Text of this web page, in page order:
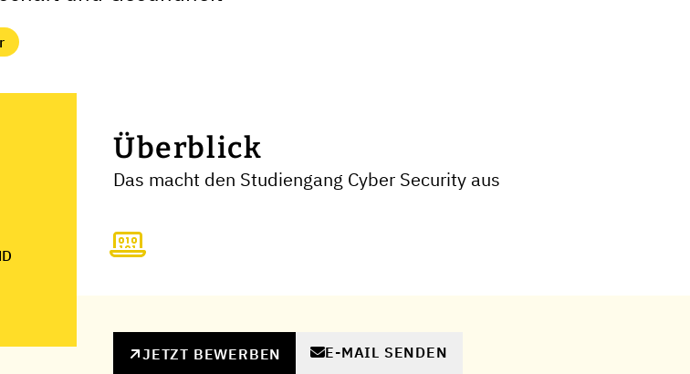
Überblick
Das macht den Studiengang Cyber Security aus
JETZT BEWERBEN E-MAIL SENDEN